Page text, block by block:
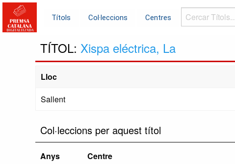
Títols Col·leccions Centres
Cercar
Títols...
TÍTOL: Xispa eléctrica, La
Lloc
Sallent
Col·leccions per aquest títol
Anys Centre